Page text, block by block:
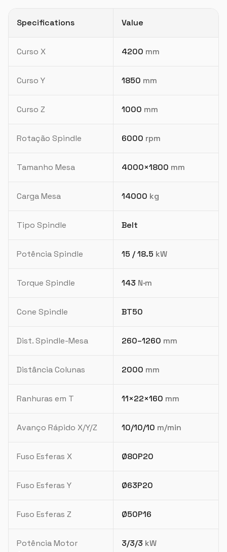
Specifications Value
Curso X 4200 mm
Curso Y 1850 mm
Curso Z 1000 mm
Rotação Spindle 6000 rpm
Tamanho Mesa 4000×1800 mm
Carga Mesa 14000 kg
Tipo Spindle Belt
Potência Spindle 15 / 18.5 kW
Torque Spindle 143 N·m
Cone Spindle BT50
Dist. Spindle-Mesa 260–1260 mm
Distância Colunas 2000 mm
Ranhuras em T 11×22×160 mm
Avanço Rápido X/Y/Z 10/10/10 m/min
Fuso Esferas X Ø80P20
Fuso Esferas Y Ø63P20
Fuso Esferas Z Ø50P16
Potência Motor
3/3/3 kW